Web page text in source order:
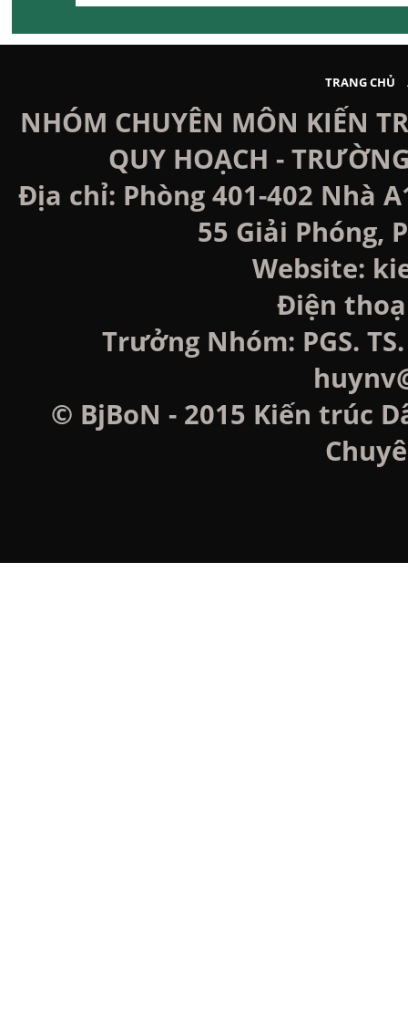
TRANG CHỦ
NHÓM CHUYÊN MÔN KIẾN
QUY HOẠCH -
Địa chỉ: Phòng 401-402 Nhà
55 Giải Phóng,
Website:
Điện
Trưởng Nhóm: PGS.
© BjBoN - 2015 Kiến trúc